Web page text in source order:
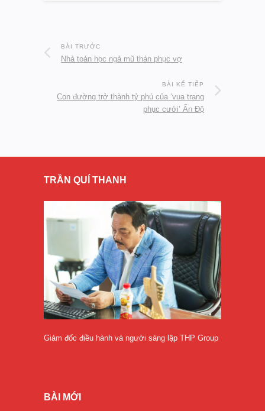
BÀI TRƯỚC
Nhà toán học ngả mũ thán phục vợ
BÀI KẾ TIẾP
Con đường trở thành tỷ phú của ‘vua trang
phục cưới’ Ấn Độ
TRẦN QUÍ THANH
Giám đốc điều hành và người sáng lập THP Group
BÀI MỚI